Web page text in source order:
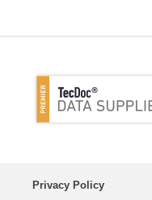
Privacy Policy